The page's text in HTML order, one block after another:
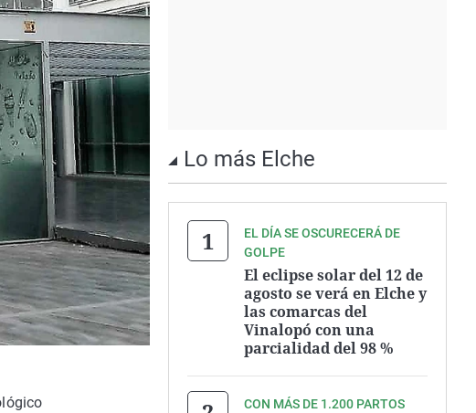
Lo más Elche
EL DÍA SE OSCURECERÁ DE
GOLPE
El eclipse solar del 12 de
agosto se verá en Elche y
las comarcas del
Vinalopó con una
parcialidad del 98 %
CON MÁS DE 1.200 PARTOS